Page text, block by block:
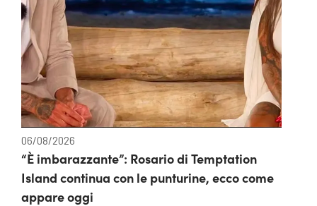
06/08/2026
“È imbarazzante”: Rosario di Temptation
Island continua con le punturine, ecco come
appare oggi